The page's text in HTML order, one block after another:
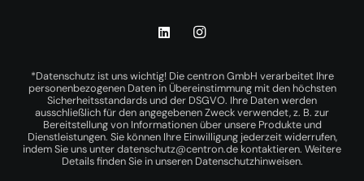
*Datenschutz ist uns wichtig! Die centron GmbH verarbeitet Ihre
personenbezogenen Daten in Übereinstimmung mit den höchsten
Sicherheitsstandards und der DSGVO. Ihre Daten werden
ausschließlich für den angegebenen Zweck verwendet, z. B. zur
Bereitstellung von Informationen über unsere Produkte und
Dienstleistungen. Sie können Ihre Einwilligung jederzeit widerrufen,
indem Sie uns unterdatenschutz@centron.de kontaktieren. Weitere
Details finden Sie in unseren Datenschutzhinweisen.